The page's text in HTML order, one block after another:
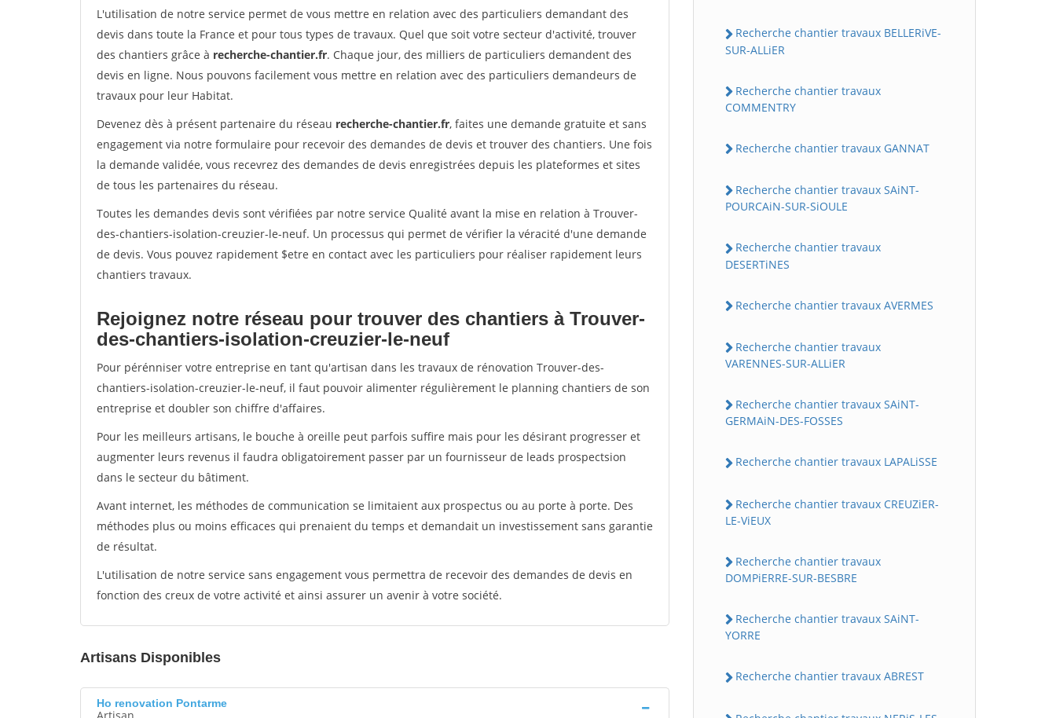
L'utilisation de notre service permet de vous mettre en relation avec des particuliers demandant des
devis dans toute la France et pour tous types de travaux. Quel que soit votre secteur d'activité, trouver
des chantiers grâce à recherche-chantier.fr. Chaque jour, des milliers de particuliers demandent des
devis en ligne. Nous pouvons facilement vous mettre en relation avec des particuliers demandeurs de
travaux pour leur Habitat.
Devenez dès à présent partenaire du réseau recherche-chantier.fr, faites une demande gratuite et sans
engagement via notre formulaire pour recevoir des demandes de devis et trouver des chantiers. Une fois
la demande validée, vous recevrez des demandes de devis enregistrées depuis les plateformes et sites
de tous les partenaires du réseau.
Toutes les demandes devis sont vérifiées par notre service Qualité avant la mise en relation à Trouver-
des-chantiers-isolation-creuzier-le-neuf. Un processus qui permet de vérifier la véracité d'une demande
de devis. Vous pouvez rapidement $etre en contact avec les particuliers pour réaliser rapidement leurs
chantiers travaux.
Rejoignez notre réseau pour trouver des chantiers à Trouver-
des-chantiers-isolation-creuzier-le-neuf
Pour pérénniser votre entreprise en tant qu'artisan dans les travaux de rénovation Trouver-des-
chantiers-isolation-creuzier-le-neuf, il faut pouvoir alimenter régulièrement le planning chantiers de son
entreprise et doubler son chiffre d'affaires.
Pour les meilleurs artisans, le bouche à oreille peut parfois suffire mais pour les désirant progresser et
augmenter leurs revenus il faudra obligatoirement passer par un fournisseur de leads prospectsion
dans le secteur du bâtiment.
Avant internet, les méthodes de communication se limitaient aux prospectus ou au porte à porte. Des
méthodes plus ou moins efficaces qui prenaient du temps et demandait un investissement sans garantie
de résultat.
L'utilisation de notre service sans engagement vous permettra de recevoir des demandes de devis en
fonction des creux de votre activité et ainsi assurer un avenir à votre société.
Artisans Disponibles
Ho renovation Pontarme
Recherche chantier travaux BELLERiVE-
SUR-ALLiER
Recherche chantier travaux
COMMENTRY
Recherche chantier travaux GANNAT
Recherche chantier travaux SAiNT-
POURCAiN-SUR-SiOULE
Recherche chantier travaux
DESERTiNES
Recherche chantier travaux AVERMES
Recherche chantier travaux
VARENNES-SUR-ALLiER
Recherche chantier travaux SAiNT-
GERMAiN-DES-FOSSES
Recherche chantier travaux LAPALiSSE
Recherche chantier travaux CREUZiER-
LE-ViEUX
Recherche chantier travaux
DOMPiERRE-SUR-BESBRE
Recherche chantier travaux SAiNT-
YORRE
Recherche chantier travaux ABREST